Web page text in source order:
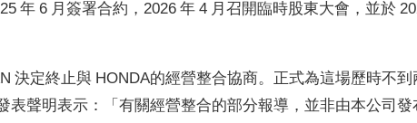
年 6 月簽署合約，2026 年 4 月召開臨時股東大會，並於
決定終止與 HONDA的經營整合協商。正式為這場歷時不到
表聲明表示：「有關經營整合的部分報導，並非由本公司發